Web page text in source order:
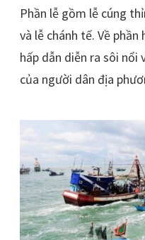
Phần lễ gồm lễ cúng
và lễ chánh tế. Về
hấp dẫn diễn ra sôi
của người dân địa